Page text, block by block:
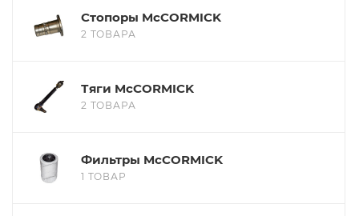
Стопоры McCORMICK
2 ТОВАРА
Тяги McCORMICK
2 ТОВАРА
Фильтры McCORMICK
1 ТОВАР